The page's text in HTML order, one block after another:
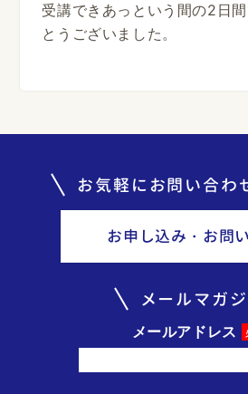
受講できあっという間の2日
とうございました。
お気軽にお問い合わ
お申し込み・お問
メールマガ
メールアドレス